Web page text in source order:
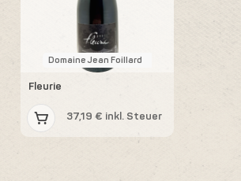
Domaine Jean Foillard
Fleurie
37,19 € inkl. Steuer